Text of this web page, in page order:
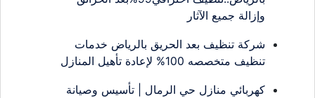
وإزالة جميع الآثار
شركة تنظيف بعد الحريق بالرياض خدمات
تنظيف متخصصه 100% لإعادة تأهيل المنازل
كهربائي منازل حي الرمال | تأسيس وصيانة